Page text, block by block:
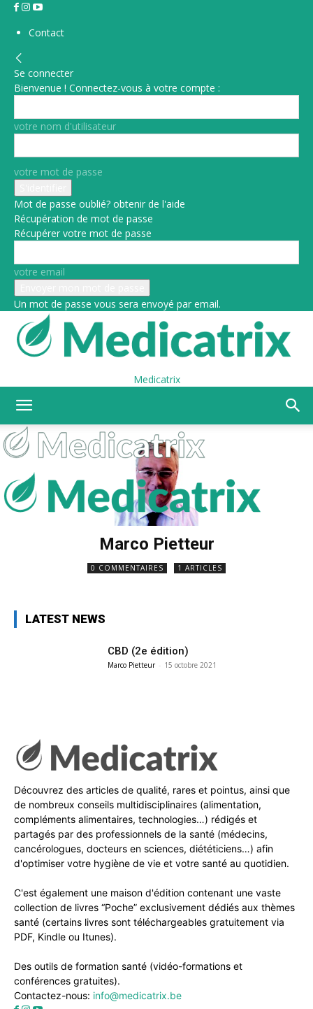
Contact
Se connecter
Bienvenue ! Connectez-vous à votre compte :
votre nom d'utilisateur
votre mot de passe
Mot de passe oublié? obtenir de l'aide
Récupération de mot de passe
Récupérer votre mot de passe
votre email
Un mot de passe vous sera envoyé par email.
Medicatrix
Marco Pietteur
0 COMMENTAIRES 1 ARTICLES
LATEST NEWS
CBD (2e édition)
Marco Pietteur - 15 octobre 2021
Découvrez des articles de qualité, rares et pointus, ainsi que
de nombreux conseils multidisciplinaires (alimentation,
compléments alimentaires, technologies…) rédigés et
partagés par des professionnels de la santé (médecins,
cancérologues, docteurs en sciences, diététiciens…) afin
d'optimiser votre hygiène de vie et votre santé au quotidien.
C'est également une maison d'édition contenant une vaste
collection de livres “Poche” exclusivement dédiés aux thèmes
santé (certains livres sont téléchargeables gratuitement via
PDF, Kindle ou Itunes).
Des outils de formation santé (vidéo-formations et
conférences gratuites).
Contactez-nous: info@medicatrix.be